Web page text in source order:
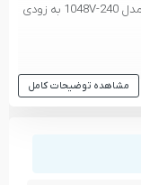
اطلاعات تکمیلی درباره ی آچار کلاغی BETA بتا 10 اینچ مدل 1048V-240 به زودی
مشاهده توضیحات کامل